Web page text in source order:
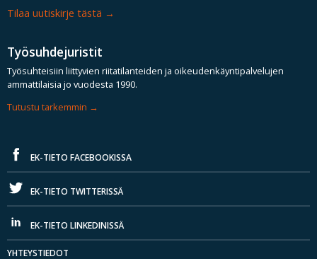
Tilaa uutiskirje tästä
Työsuhdejuristit
Työsuhteisiin liittyvien riitatilanteiden ja oikeudenkäyntipalvelujen
ammattilaisia jo vuodesta 1990.
Tutustu tarkemmin
EK-TIETO FACEBOOKISSA
EK-TIETO TWITTERISSÄ
EK-TIETO LINKEDINISSÄ
YHTEYSTIEDOT